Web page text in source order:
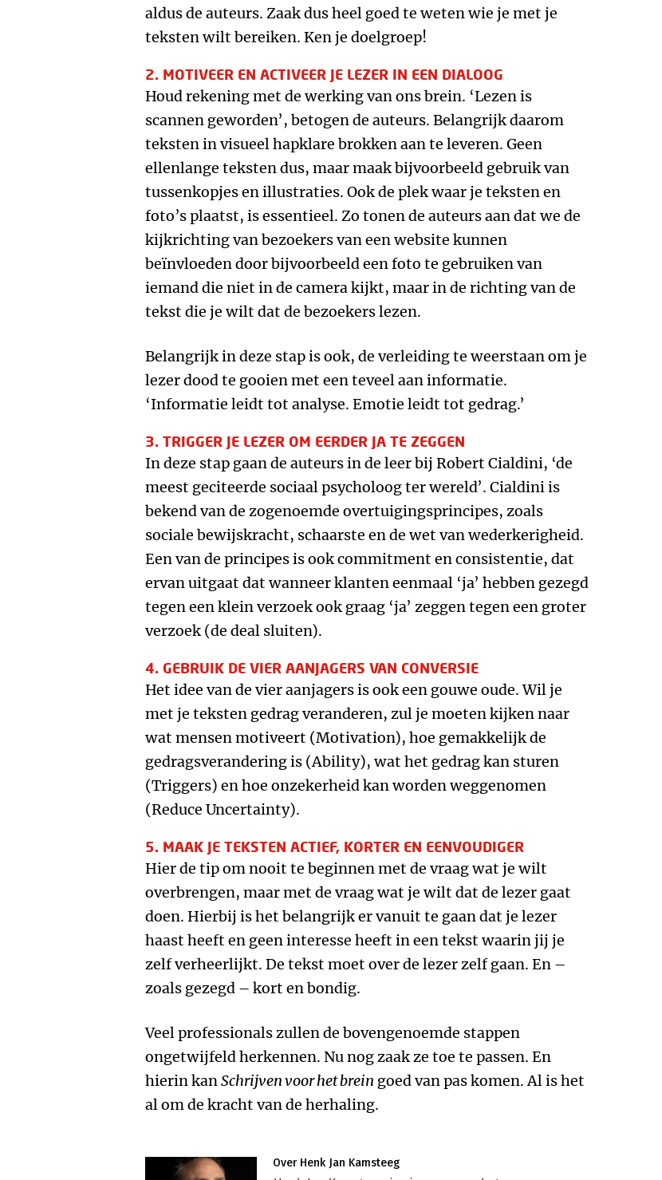
aldus de auteurs. Zaak dus heel goed te weten wie je met je
teksten wilt bereiken. Ken je doelgroep!
2. MOTIVEER EN ACTIVEER JE LEZER IN EEN DIALOOG
Houd rekening met de werking van ons brein. ‘Lezen is
scannen geworden’, betogen de auteurs. Belangrijk daarom
teksten in visueel hapklare brokken aan te leveren. Geen
ellenlange teksten dus, maar maak bijvoorbeeld gebruik van
tussenkopjes en illustraties. Ook de plek waar je teksten en
foto’s plaatst, is essentieel. Zo tonen de auteurs aan dat we de
kijkrichting van bezoekers van een website kunnen
beïnvloeden door bijvoorbeeld een foto te gebruiken van
iemand die niet in de camera kijkt, maar in de richting van de
tekst die je wilt dat de bezoekers lezen.
Belangrijk in deze stap is ook, de verleiding te weerstaan om je
lezer dood te gooien met een teveel aan informatie.
‘Informatie leidt tot analyse. Emotie leidt tot gedrag.’
3. TRIGGER JE LEZER OM EERDER JA TE ZEGGEN
In deze stap gaan de auteurs in de leer bij Robert Cialdini, ‘de
meest geciteerde sociaal psycholoog ter wereld’. Cialdini is
bekend van de zogenoemde overtuigingsprincipes, zoals
sociale bewijskracht, schaarste en de wet van wederkerigheid.
Een van de principes is ook commitment en consistentie, dat
ervan uitgaat dat wanneer klanten eenmaal ‘ja’ hebben gezegd
tegen een klein verzoek ook graag ‘ja’ zeggen tegen een groter
verzoek (de deal sluiten).
4. GEBRUIK DE VIER AANJAGERS VAN CONVERSIE
Het idee van de vier aanjagers is ook een gouwe oude. Wil je
met je teksten gedrag veranderen, zul je moeten kijken naar
wat mensen motiveert (Motivation), hoe gemakkelijk de
gedragsverandering is (Ability), wat het gedrag kan sturen
(Triggers) en hoe onzekerheid kan worden weggenomen
(Reduce Uncertainty).
5. MAAK JE TEKSTEN ACTIEF, KORTER EN EENVOUDIGER
Hier de tip om nooit te beginnen met de vraag wat je wilt
overbrengen, maar met de vraag wat je wilt dat de lezer gaat
doen. Hierbij is het belangrijk er vanuit te gaan dat je lezer
haast heeft en geen interesse heeft in een tekst waarin jij je
zelf verheerlijkt. De tekst moet over de lezer zelf gaan. En –
zoals gezegd – kort en bondig.
Veel professionals zullen de bovengenoemde stappen
ongetwijfeld herkennen. Nu nog zaak ze toe te passen. En
hierin kanSchrijven voor het brein goed van pas komen. Al is het
al om de kracht van de herhaling.
Over Henk Jan Kamsteeg